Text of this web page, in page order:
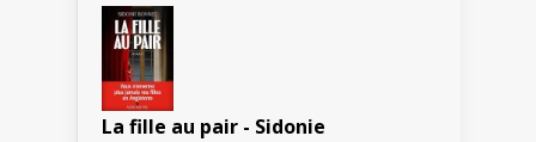
La fille au pair - Sidonie